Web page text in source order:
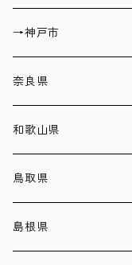
→神戸市
奈良県
和歌山県
鳥取県
島根県